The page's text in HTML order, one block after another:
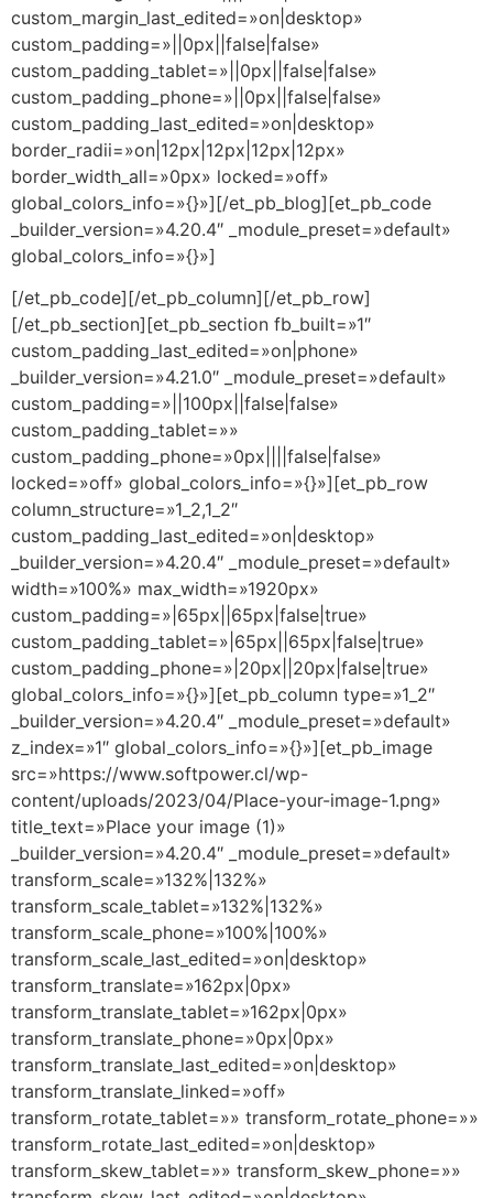
custom_margin_last_edited=»on|desktop»
custom_padding=»||0px||false|false»
custom_padding_tablet=»||0px||false|false»
custom_padding_phone=»||0px||false|false»
custom_padding_last_edited=»on|desktop»
border_radii=»on|12px|12px|12px|12px»
border_width_all=»0px» locked=»off»
global_colors_info=»{}»][/et_pb_blog][et_pb_code
_builder_version=»4.20.4″ _module_preset=»default»
global_colors_info=»{}»]
[/et_pb_code][/et_pb_column][/et_pb_row]
[/et_pb_section][et_pb_section fb_built=»1″
custom_padding_last_edited=»on|phone»
_builder_version=»4.21.0″ _module_preset=»default»
custom_padding=»||100px||false|false»
custom_padding_tablet=»»
custom_padding_phone=»0px||||false|false»
locked=»off» global_colors_info=»{}»][et_pb_row
column_structure=»1_2,1_2″
custom_padding_last_edited=»on|desktop»
_builder_version=»4.20.4″ _module_preset=»default»
width=»100%» max_width=»1920px»
custom_padding=»|65px||65px|false|true»
custom_padding_tablet=»|65px||65px|false|true»
custom_padding_phone=»|20px||20px|false|true»
global_colors_info=»{}»][et_pb_column type=»1_2″
_builder_version=»4.20.4″ _module_preset=»default»
z_index=»1″ global_colors_info=»{}»][et_pb_image
src=»https://www.softpower.cl/wp-
content/uploads/2023/04/Place-your-image-1.png»
title_text=»Place your image (1)»
_builder_version=»4.20.4″ _module_preset=»default»
transform_scale=»132%|132%»
transform_scale_tablet=»132%|132%»
transform_scale_phone=»100%|100%»
transform_scale_last_edited=»on|desktop»
transform_translate=»162px|0px»
transform_translate_tablet=»162px|0px»
transform_translate_phone=»0px|0px»
transform_translate_last_edited=»on|desktop»
transform_translate_linked=»off»
transform_rotate_tablet=»» transform_rotate_phone=»»
transform_rotate_last_edited=»on|desktop»
transform_skew_tablet=»» transform_skew_phone=»»